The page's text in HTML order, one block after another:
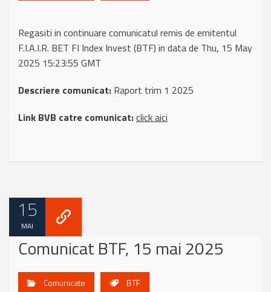
Regasiti in continuare comunicatul remis de emitentul
F.I.A.I.R. BET FI Index Invest (BTF) in data de Thu, 15 May
2025 15:23:55 GMT
Descriere comunicat: Raport trim 1 2025
Link BVB catre comunicat:click aici
15
MAI
Comunicat BTF, 15 mai 2025
Comunicate BTF